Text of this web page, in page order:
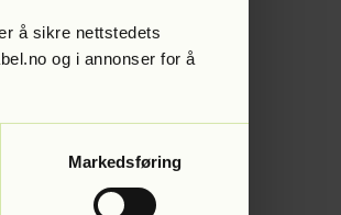
å sikre nettstedets
og i annonser for å
Markedsføring